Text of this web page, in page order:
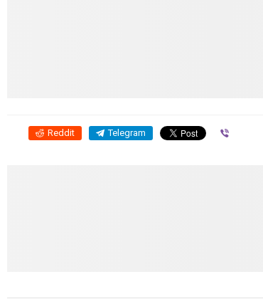
Reddit Telegram